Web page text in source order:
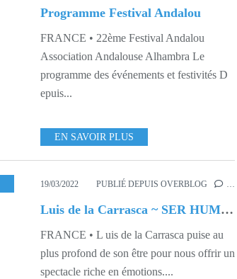
Programme Festival Andalou
FRANCE • 22ème Festival Andalou
Association Andalouse Alhambra Le
programme des événements et festivités D
epuis...
EN SAVOIR PLUS
,SPECTACLE,S11
19/03/2022 PUBLIÉ DEPUIS OVERBLOG …
Luis de la Carrasca ~ SER HUMANO
FRANCE • L uis de la Carrasca puise au
plus profond de son être pour nous offrir un
spectacle riche en émotions....